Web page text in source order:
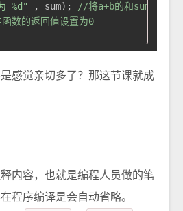
%d" , sum);
//将a+b的和sum变量值
数的返回值设置为0
感觉亲切多了？那这节课就成
内容，也就是编程人员做的笔
程序编译是会自动省略。